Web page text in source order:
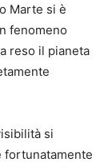
Marte si è
fenomeno
reso il pianeta
si
fortunatamente